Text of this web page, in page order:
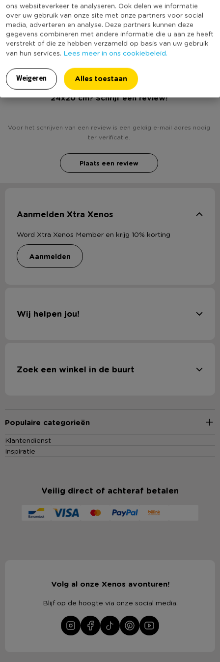
ons websiteverkeer te analyseren. Ook delen we informatie
over uw gebruik van onze site met onze partners voor social
media, adverteren en analyse. Deze partners kunnen deze
gegevens combineren met andere informatie die u aan ze heeft
verstrekt of die ze hebben verzameld op basis van uw gebruik
van hun services. Lees meer in ons cookiebeleid.
Weigeren Alles toestaan
Diameter 24 cm
Kleur
Zwart
Duurzaamheidsscore
(Nog) geen score
bekend
Heb jij Plantenhanger mand gevlochten - zwart -
24x20 cm? Schrijf een review!
Voor het schrijven van een review is een geldig e-mail adres nodig
ter verificatie.
Plaats een review
Aanmelden Xtra Xenos
Word Xtra Xenos Member en krijg 10% korting
aanmelden
Wij helpen jou!
Zoek een winkel in de buurt
Populaire categorieën
Klantendienst
Inspiratie
Veilig direct of achteraf betalen
Volg al onze Xenos avonturen!
Blijf op de hoogte via onze social media.